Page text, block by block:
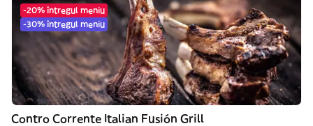
-20% întregul meniu
-30% întregul meniu
Contro Corrente Italian Fusión Grill